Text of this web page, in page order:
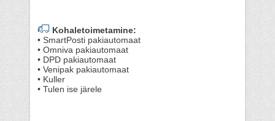
Kohaletoimetamine:
• SmartPosti pakiautomaat
• Omniva pakiautomaat
• DPD pakiautomaat
• Venipak pakiautomaat
• Kuller
• Tulen ise järele